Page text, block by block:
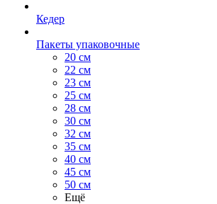
Кедер
Пакеты упаковочные
20 см
22 см
23 см
25 см
28 см
30 см
32 см
35 см
40 см
45 см
50 см
Ещё